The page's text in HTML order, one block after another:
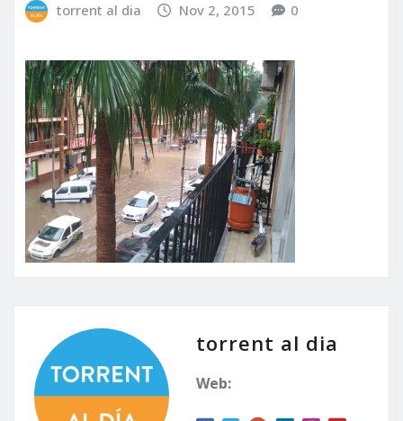
torrent al dia Nov 2, 2015 0
torrent al dia
Web: